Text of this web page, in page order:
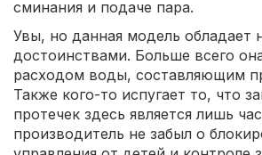
сминания и подаче пара.
Увы, но данная модель обладает
достоинствами. Больше всего
расходом воды, составляющим
Также кого-то испугает то, что
протечек здесь является лишь
производитель не забыл о